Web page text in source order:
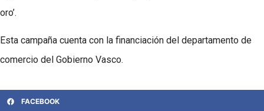
oro’.
Esta campaña cuenta con la financiación del departamento de
comercio del Gobierno Vasco.
FACEBOOK